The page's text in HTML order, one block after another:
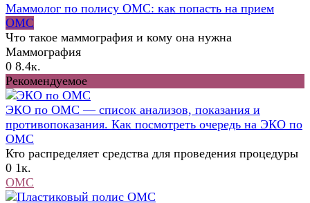
Маммолог по полису ОМС: как попасть на прием
ОМС
Что такое маммография и кому она нужна
Маммография
0 8.4к.
Рекомендуемое
ЭКО по ОМС — список анализов, показания и
противопоказания. Как посмотреть очередь на ЭКО по
ОМС
Кто распределяет средства для проведения процедуры
0 1к.
ОМС